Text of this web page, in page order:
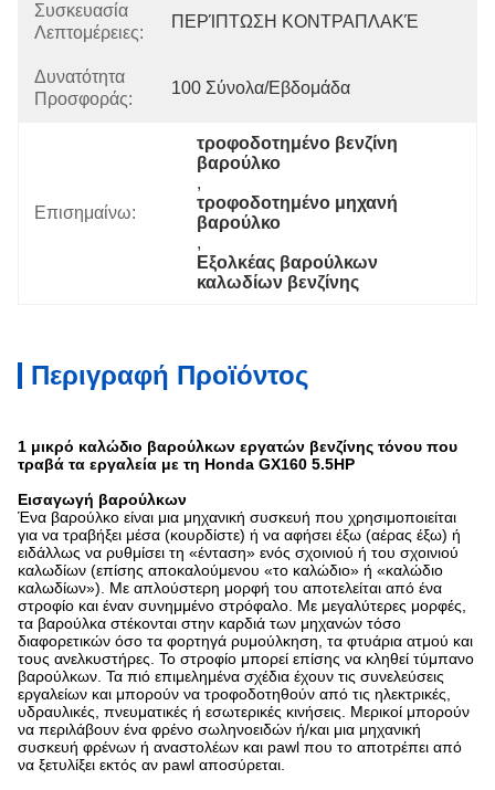
Συσκευασία
Λεπτομέρειες:
ΠΕΡΊΠΤΩΣΗ ΚΟΝΤΡΑΠΛΑΚΈ
Δυνατότητα
Προσφοράς:
100 Σύνολα/εβδομάδα
Επισημαίνω:
τροφοδοτημένο βενζίνη
βαρούλκο
,
τροφοδοτημένο μηχανή
βαρούλκο
,
Εξολκέας βαρούλκων
καλωδίων βενζίνης
Περιγραφή Προϊόντος
1 μικρό καλώδιο βαρούλκων εργατών βενζίνης τόνου που
τραβά τα εργαλεία με τη Honda GX160 5.5HP
Εισαγωγή βαρούλκων
Ένα βαρούλκο είναι μια μηχανική συσκευή που χρησιμοποιείται
για να τραβήξει μέσα (κουρδίστε) ή να αφήσει έξω (αέρας έξω) ή
ειδάλλως να ρυθμίσει τη «ένταση» ενός σχοινιού ή του σχοινιού
καλωδίων (επίσης αποκαλούμενου «το καλώδιο» ή «καλώδιο
καλωδίων»). Με απλούστερη μορφή του αποτελείται από ένα
στροφίο και έναν συνημμένο στρόφαλο. Με μεγαλύτερες μορφές,
τα βαρούλκα στέκονται στην καρδιά των μηχανών τόσο
διαφορετικών όσο τα φορτηγά ρυμούλκηση, τα φτυάρια ατμού και
τους ανελκυστήρες. Το στροφίο μπορεί επίσης να κληθεί τύμπανο
βαρούλκων. Τα πιό επιμελημένα σχέδια έχουν τις συνελεύσεις
εργαλείων και μπορούν να τροφοδοτηθούν από τις ηλεκτρικές,
υδραυλικές, πνευματικές ή εσωτερικές κινήσεις. Μερικοί μπορούν
να περιλάβουν ένα φρένο σωληνοειδών ή/και μια μηχανική
συσκευή φρένων ή αναστολέων και pawl που το αποτρέπει από
να ξετυλίξει εκτός αν pawl αποσύρεται.